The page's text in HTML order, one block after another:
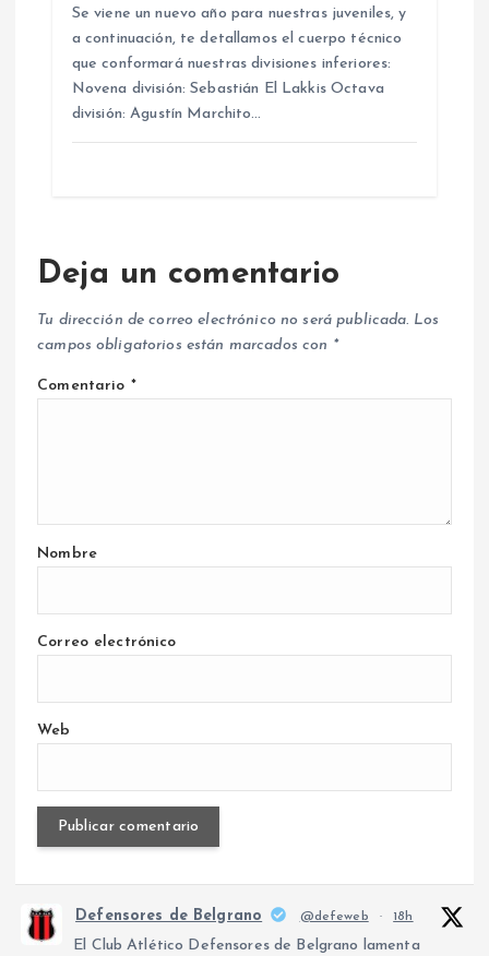
Se viene un nuevo año para nuestras juveniles, y
a continuación, te detallamos el cuerpo técnico
que conformará nuestras divisiones inferiores:
Novena división: Sebastián El Lakkis Octava
división: Agustín Marchito…
Deja un comentario
Tu dirección de correo electrónico no será publicada. Los
campos obligatorios están marcados con *
Comentario *
Nombre
Correo electrónico
Web
Defensores de Belgrano @defeweb · 18h
El Club Atlético Defensores de Belgrano lamenta